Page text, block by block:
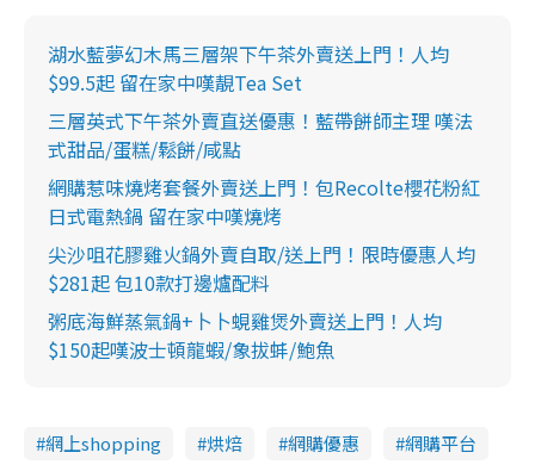
湖水藍夢幻木馬三層架下午茶外賣送上門！人均
$99.5起 留在家中嘆靚Tea Set
三層英式下午茶外賣直送優惠！藍帶餅師主理 嘆法
式甜品/蛋糕/鬆餅/咸點
網購惹味燒烤套餐外賣送上門！包Recolte櫻花粉紅
日式電熱鍋 留在家中嘆燒烤
尖沙咀花膠雞火鍋外賣自取/送上門！限時優惠人均
$281起 包10款打邊爐配料
粥底海鮮蒸氣鍋+卜卜蜆雞煲外賣送上門！人均
$150起嘆波士頓龍蝦/象拔蚌/鮑魚
網上shopping 烘焙 網購優惠
網購平台